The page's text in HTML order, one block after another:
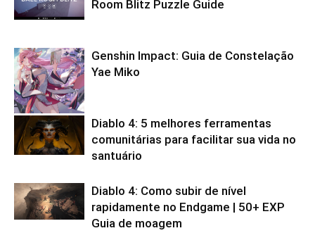
Room Blitz Puzzle Guide
Genshin Impact: Guia de Constelação
Yae Miko
Diablo 4: 5 melhores ferramentas
comunitárias para facilitar sua vida no
santuário
Diablo 4: Como subir de nível
rapidamente no Endgame | 50+ EXP
Guia de moagem